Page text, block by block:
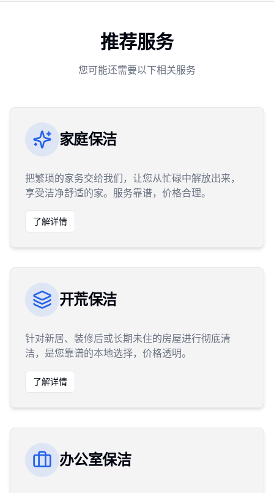
推荐服务
您可能还需要以下相关服务
家庭保洁
把繁琐的家务交给我们，让您从忙碌中解放出来，
享受洁净舒适的家。服务靠谱，价格合理。
了解详情
开荒保洁
针对新居、装修后或长期未住的房屋进行彻底清
洁，是您靠谱的本地选择，价格透明。
了解详情
办公室保洁